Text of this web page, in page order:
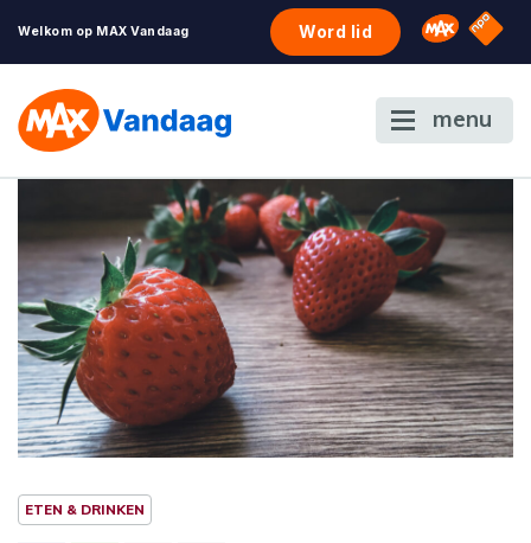
Welkom op MAX Vandaag Word lid Omroep
NPO
menu
ETEN & DRINKEN